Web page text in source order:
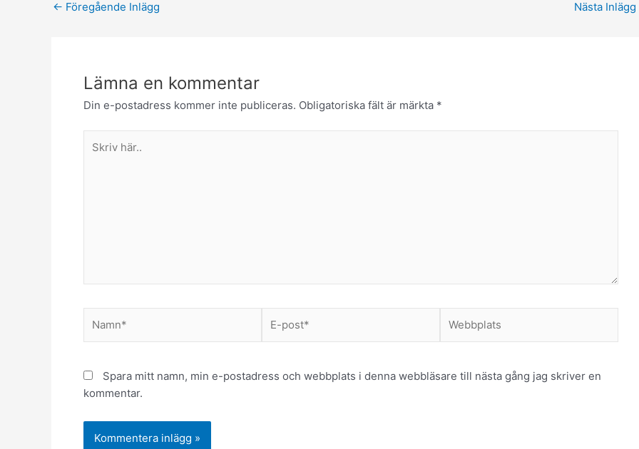
← Föregående Inlägg Nästa Inlägg
Lämna en kommentar
Din e-postadress kommer inte publiceras. Obligatoriska fält är märkta *
här..
post*
Spara mitt namn, min e-postadress och webbplats i denna webbläsare till nästa gång jag skriver en
kommentar.